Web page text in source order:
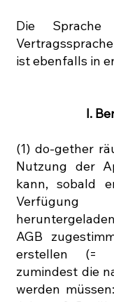
Die
ist ebenfalls in
I.
(1) do-gether
Nutzung der
kann, sobald
Verfügung
AGB
erstellen (=
zumindest die
werden